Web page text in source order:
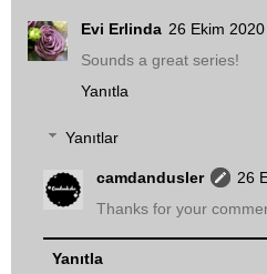
Evi Erlinda 26 Ekim
Sounds a great series!
Yanıtla
Yanıtlar
camdandusler
26
Thanks for your
Yanıtla